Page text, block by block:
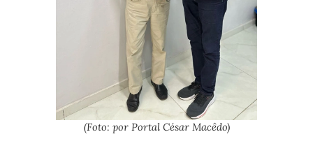
(Foto: por Portal César Macêdo)